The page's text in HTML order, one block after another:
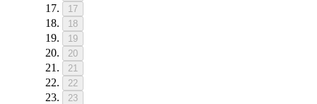
17
18
19
20
21
22
23